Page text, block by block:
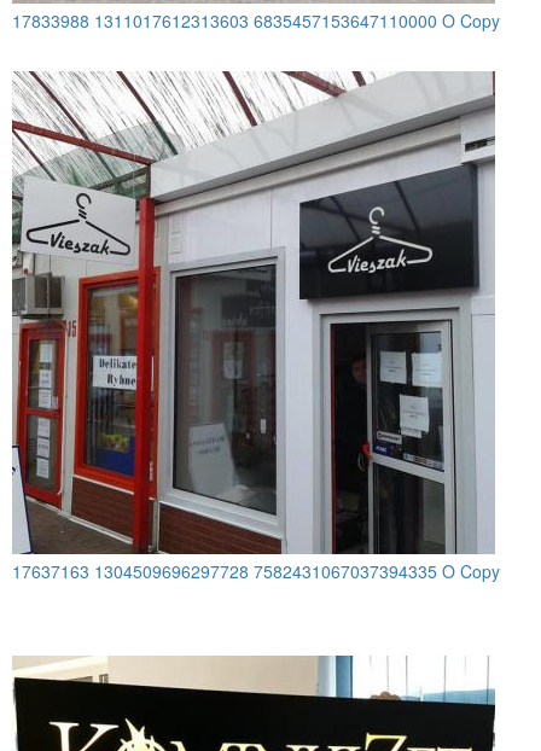
17833988 1311017612313603 6835457153647110000 O Copy
17637163 1304509696297728 7582431067037394335 O Copy